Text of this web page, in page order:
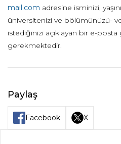
mail.com adresine isminizi,
üniversitenizi ve bölümünüzü-
istediğinizi açıklayan bir e-
gerekmektedir.
Paylaş
Facebook X